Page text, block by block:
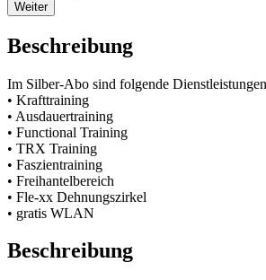
Weiter
Beschreibung
Im Silber-Abo sind folgende
• Krafttraining
• Ausdauertraining
• Functional Training
• TRX Training
• Faszientraining
• Freihantelbereich
• Fle-xx Dehnungszirkel
• gratis WLAN
Beschreibung